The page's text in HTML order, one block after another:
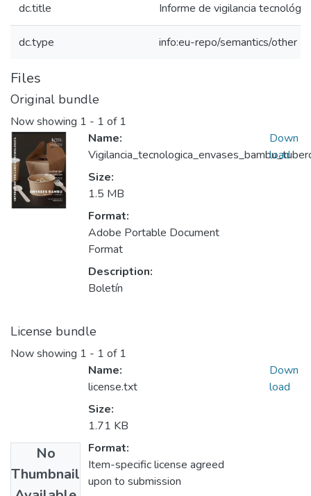
dc.title Informe de vigilancia
dc.type info:eu-repo/semantics/other
Files
Original bundle
Now showing 1 - 1 of 1
Name:
Size:
1.5 MB
Format:
Adobe Portable Document
Format
Description:
Boletín
Down
load
License bundle
Now showing 1 - 1 of 1
No
Thumbnail
Name:
license.txt
Size:
1.71 KB
Format:
Item-specific license agreed
upon to submission
Down
load